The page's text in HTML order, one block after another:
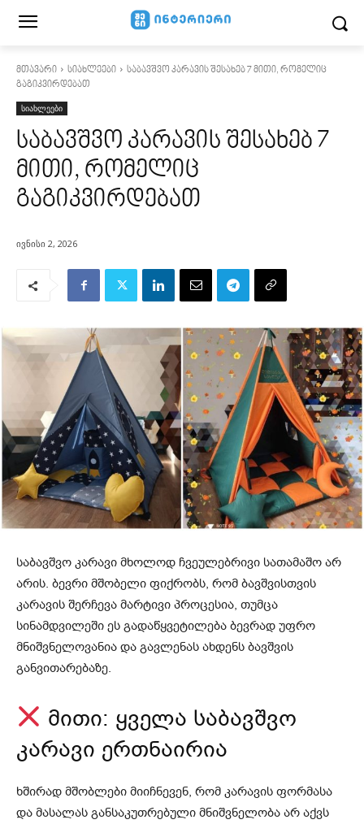
მთავარი სიახლეები
საბავშვო კარავის შესახებ 7 მითი, რომელიც
გაგიკვირდებათ
სიახლეები
საბავშვო კარავის შესახებ 7
მითი, რომელიც
გაგიკვირდებათ
ივნისი 2, 2026
საბავშვო კარავი მხოლოდ ჩვეულებრივი სათამაშო არ
არის. ბევრი მშობელი ფიქრობს, რომ ბავშვისთვის
კარავის შერჩევა მარტივი პროცესია, თუმცა
სინამდვილეში ეს გადაწყვეტილება ბევრად უფრო
მნიშვნელოვანია და გავლენას ახდენს ბავშვის
განვითარებაზე.
მითი: ყველა საბავშვო
კარავი ერთნაირია
ხშირად მშობლები მიიჩნევენ, რომ კარავის ფორმასა
და მასალას განსაკუთრებული მნიშვნელობა არ აქვს